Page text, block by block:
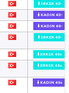
ERKEK 40-
KADIN 40-
KADIN 40-
ERKEK 40-
ERKEK 40+
ERKEK 40+
KADIN 40+